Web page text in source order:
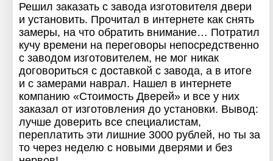
Решил заказать с завода изготовителя двери
и установить. Прочитал в интернете как снять
замеры, на что обратить внимание… Потратил
кучу времени на переговоры непосредственно
с заводом изготовителем, не мог никак
договориться с доставкой с завода, а в итоге
и с замерами наврал. Нашел в интернете
компанию «Стоимость Дверей» и все у них
заказал от изготовления до установки. Вывод:
лучше доверить все специалистам,
переплатить эти лишние 3000 рублей, но ты за
то через неделю с новыми дверями и без